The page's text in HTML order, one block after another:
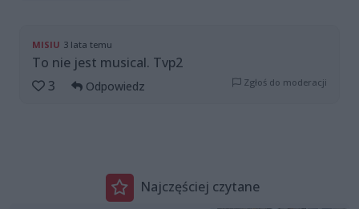
MISIU 3 lata temu
To nie jest musical. Tvp2
3
Odpowiedz Zgłoś do moderacji
Najczęściej czytane